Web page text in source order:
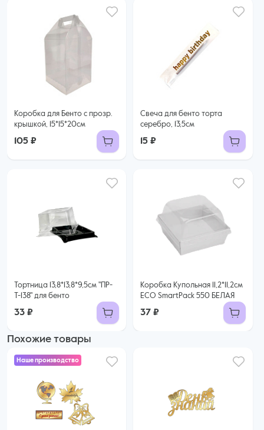
Коробка для Бенто с прозр.
крышкой, 15*15*20см
105 ₽
Свеча для бенто торта
серебро, 13,5см
15 ₽
Тортница 13,8*13,8*9,5см "ПР-
Т-138" для бенто
33 ₽
Коробка Купольная 11,2*11,2см
ECO SmartPack 550 БЕЛАЯ
37 ₽
Похожие товары
Наше производство